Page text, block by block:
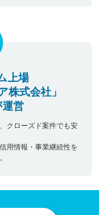
上場
株式会社」
営
クローズド案件でも安
用情報・事業継続性を